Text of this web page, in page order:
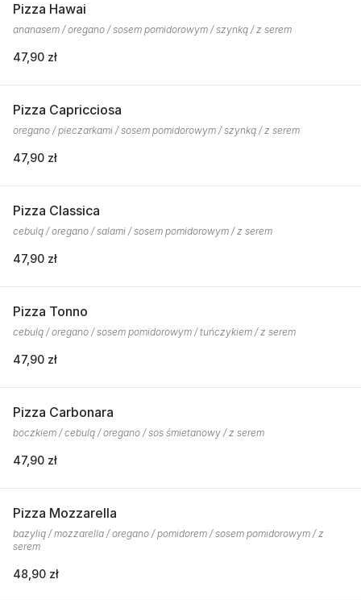
Pizza Hawai
ananasem / oregano / sosem pomidorowym / szynką / z serem
47,90 zł
Pizza Capricciosa
oregano / pieczarkami / sosem pomidorowym / szynką / z serem
47,90 zł
Pizza Classica
cebulą / oregano / salami / sosem pomidorowym / z serem
47,90 zł
Pizza Tonno
cebulą / oregano / sosem pomidorowym / tuńczykiem / z serem
47,90 zł
Pizza Carbonara
boczkiem / cebulą / oregano / sos śmietanowy / z serem
47,90 zł
Pizza Mozzarella
bazylią / mozzarella / oregano / pomidorem / sosem pomidorowym / z
serem
48,90 zł